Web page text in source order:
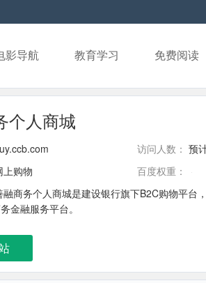
影导航 教育学习 免费阅读
个人商城
访问人数： 预
上购物 百度权重：
融商务个人商城是建设银行旗下B2C购物平台
金融服务平台。